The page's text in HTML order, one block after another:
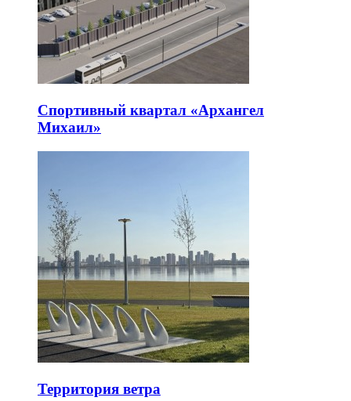
Спортивный квартал «Архангел
Михаил»
Территория ветра